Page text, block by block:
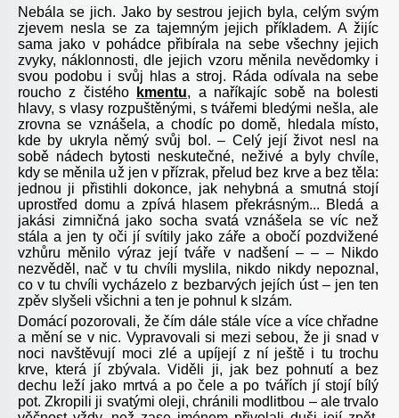
Nebála se jich. Jako by sestrou jejich byla, celým svým
zjevem nesla se za tajemným jejich příkladem. A žijíc
sama jako v pohádce přibírala na sebe všechny jejich
zvyky, náklonnosti, dle jejich vzoru měnila nevědomky i
svou podobu i svůj hlas a stroj. Ráda odívala na sebe
roucho z čistého
kmentu, a naříkajíc sobě na bolesti
hlavy, s vlasy rozpuštěnými, s tvářemi bledými nešla, ale
zrovna se vznášela, a chodíc po domě, hledala místo,
kde by ukryla němý svůj bol. – Celý její život nesl na
sobě nádech bytosti neskutečné, neživé a byly chvíle,
kdy se měnila už jen v přízrak, přelud bez krve a bez těla:
jednou ji přistihli dokonce, jak nehybná a smutná stojí
uprostřed domu a zpívá hlasem překrásným... Bledá a
jakási zimničná jako socha svatá vznášela se víc než
stála a jen ty oči jí svítily jako záře a obočí pozdvižené
vzhůru měnilo výraz její tváře v nadšení – – – Nikdo
nezvěděl, nač v tu chvíli myslila, nikdo nikdy nepoznal,
co v tu chvíli vycházelo z bezbarvých jejích úst – jen ten
zpěv slyšeli všichni a ten je pohnul k slzám.
Domácí pozorovali, že čím dále stále více a více chřadne
a mění se v nic. Vypravovali si mezi sebou, že ji snad v
noci navštěvují moci zlé a upíjejí z ní ještě i tu trochu
krve, která jí zbývala. Viděli ji, jak bez pohnutí a bez
dechu leží jako mrtvá a po čele a po tvářích jí stojí bílý
pot. Zkropili ji svatými oleji, chránili modlitbou – ale trvalo